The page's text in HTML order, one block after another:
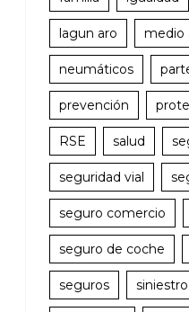
lagun aro medio
neumáticos
prevención
RSE salud
seguridad vial
seguro comercio
seguro de coche
seguros siniestro